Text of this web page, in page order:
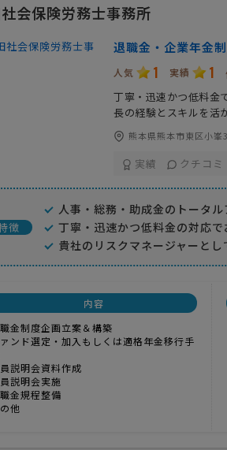
会保険労務士事務所
退職金・企業年金
人気 1 実績 1
丁寧・迅速かつ低料金
長の経験とスキルを活
熊本県熊本市東区小
実績 クチコミ
徴
人事・総務・助成金のトータ
丁寧・迅速かつ低料金の対応
貴社のリスクマネージャーと
内容
金制度企画立案＆構築
ンド選定・加入もしくは適格年金移行手
説明会資料作成
説明会実施
金規程整備
他